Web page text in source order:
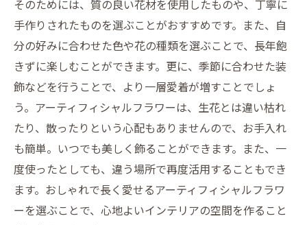
そのためには、質の良い花材を使用したものや、丁寧に
手作りされたものを選ぶことがおすすめです。また、自
分の好みに合わせた色や花の種類を選ぶことで、長年飽
きずに楽しむことができます。更に、季節に合わせた装
飾などを行うことで、より一層愛着が増すことでしょ
う。アーティフィシャルフラワーは、生花とは違い枯れ
たり、散ったりという心配もありませんので、お手入れ
も簡単。いつでも美しく飾ることができます。また、一
度使ったとしても、違う場所で再度活用することもでき
ます。おしゃれで長く愛せるアーティフィシャルフラワ
ーを選ぶことで、心地よいインテリアの空間を作ること